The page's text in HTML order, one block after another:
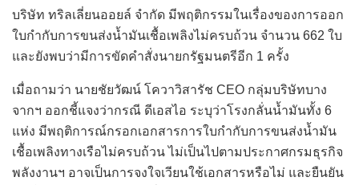
บริษัท ทริลเลี่ยนออยล์ จำกัด มีพฤติกรรมในเรื่องของการออก
ใบกำกับการขนส่งน้ำมันเชื้อเพลิงไม่ครบถ้วน จำนวน 662 ใบ
และยังพบว่ามีการขัดคำสั่งนายกรัฐมนตรีอีก 1 ครั้ง
เมื่อถามว่า นายชัยวัฒน์ โควาวิสารัช CEO กลุ่มบริษัทบาง
จากฯ ออกชี้แจงว่ากรณี ดีเอสไอ ระบุว่าโรงกลั่นน้ำมันทั้ง 6
แห่ง มีพฤติการณ์กรอกเอกสารการใบกำกับการขนส่งน้ำมัน
เชื้อเพลิงทางเรือไม่ครบถ้วน ไม่เป็นไปตามประกาศกรมธุรกิจ
พลังงานฯ อาจเป็นการจงใจเวียนใช้เอกสารหรือไม่ และยืนยัน